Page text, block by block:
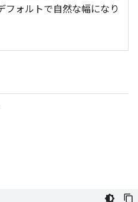
フォルトで自然な幅になり